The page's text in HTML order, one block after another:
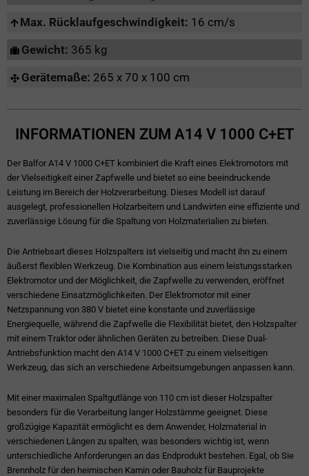
Max. Rücklaufgeschwindigkeit: 16 cm/s
Gewicht: 365 kg
Gerätemaße: 265 x 70 x 100 cm
INFORMATIONEN ZUM A14 V 1000 C+ET
Der Balfor A14 V 1000 C+ET kombiniert die Kraft eines Elektromotors mit
der Vielseitigkeit einer Zapfwelle und bietet so eine beeindruckende
Leistung im Bereich der Holzverarbeitung. Dieses Modell ist darauf
ausgelegt, professionellen Holzarbeitern und Landwirten eine effiziente und
zuverlässige Lösung für die Spaltung von Holzmaterialien zu bieten.
Die Antriebsart dieses Holzspalters ist vielseitig und macht ihn zu einem
äußerst flexiblen Werkzeug. Die Kombination aus einem leistungsstarken
Elektromotor und der Möglichkeit, die Zapfwelle zu verwenden, eröffnet
verschiedene Einsatzmöglichkeiten. Der Elektromotor mit einer
Netzspannung von 380 V bietet eine konstante und zuverlässige
Energiequelle, während die Zapfwelle die Flexibilität bietet, den Holzspalter
mit einem Traktor oder ähnlichen Geräten zu betreiben. Diese Dual-
Antriebsfunktion macht den A14 V 1000 C+ET zu einem vielseitigen
Werkzeug, das sich an verschiedene Arbeitsumgebungen anpassen kann.
Mit einer maximalen Spaltgutlänge von 110 cm ist dieser Holzspalter
besonders für die Verarbeitung langer Holzstämme geeignet. Diese
großzügige Kapazität ermöglicht es dem Anwender, Holzmaterial in
verschiedenen Längen zu spalten, was besonders wichtig ist, wenn
unterschiedliche Anforderungen an das Endprodukt bestehen. Egal, ob Sie
Brennholz für den heimischen Kamin oder Bauholz für Bauprojekte